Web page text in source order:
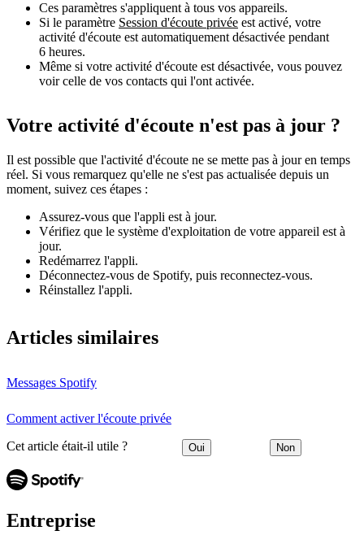
Ces paramètres s'appliquent à tous vos appareils.
Si le paramètre Session d'écoute privée est activé, votre
activité d'écoute est automatiquement désactivée pendant
6 heures.
Même si votre activité d'écoute est désactivée, vous pouvez
voir celle de vos contacts qui l'ont activée.
Votre activité d'écoute n'est pas à jour ?
Il est possible que l'activité d'écoute ne se mette pas à jour en temps
réel. Si vous remarquez qu'elle ne s'est pas actualisée depuis un
moment, suivez ces étapes :
Assurez-vous que l'appli est à jour.
Vérifiez que le système d'exploitation de votre appareil est à
jour.
Redémarrez l'appli.
Déconnectez-vous de Spotify, puis reconnectez-vous.
Réinstallez l'appli.
Articles similaires
Messages Spotify
Comment activer l'écoute privée
Cet article était-il utile ? Oui Non
Entreprise